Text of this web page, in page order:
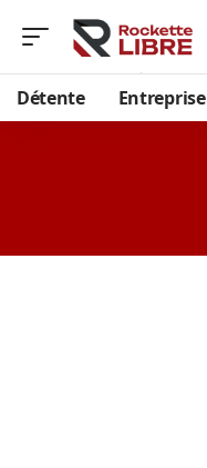
Détente Entreprise